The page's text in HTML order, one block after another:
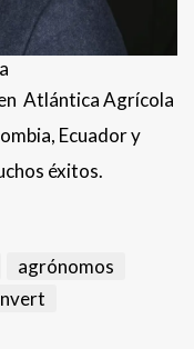
Atlántica Agrícola
Ecuador y
éxitos.
agrónomos